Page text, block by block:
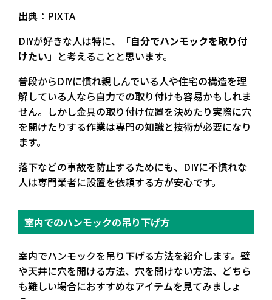
出典：PIXTA
DIYが好きな人は特に、
「自分でハンモックを取り付
けたい」 と考えることと思います。
普段からDIYに慣れ親しんでいる人や住宅の構造を理
解している人なら自力での取り付けも容易かもしれま
せん。しかし金具の取り付け位置を決めたり実際に穴
を開けたりする作業は専門の知識と技術が必要になり
ます。
落下などの事故を防止するためにも、DIYに不慣れな
人は専門業者に設置を依頼する方が安心です。
室内でのハンモックの吊り下げ方
室内でハンモックを吊り下げる方法を紹介します。壁
や天井に穴を開ける方法、穴を開けない方法、どちら
も難しい場合におすすめなアイテムを見てみましょ